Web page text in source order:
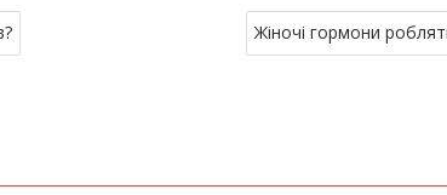
Жіночі гормони